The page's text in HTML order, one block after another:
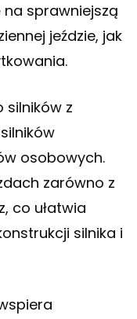
sprawniejszą
jeździe, jak
silników z
osobowych.
zarówno z
co ułatwia
silnika i